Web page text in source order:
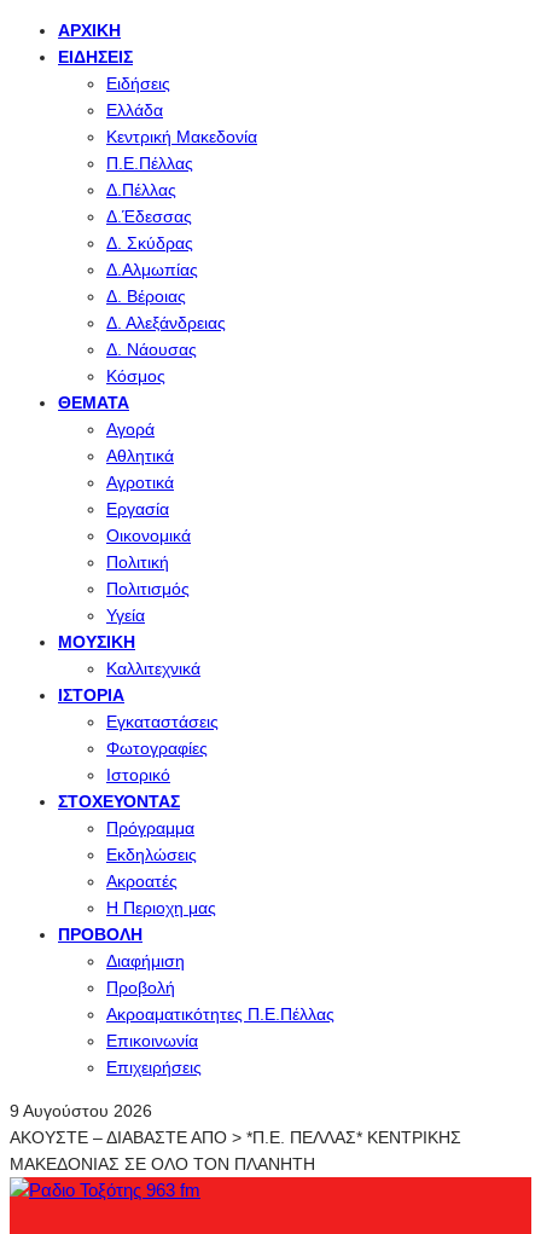
ΑΡΧΙΚΉ
ΕΙΔΉΣΕΙΣ
Ειδήσεις
Ελλάδα
Κεντρική Μακεδονία
Π.Ε.Πέλλας
Δ.Πέλλας
Δ.Έδεσσας
Δ. Σκύδρας
Δ.Αλμωπίας
Δ. Βέροιας
Δ. Αλεξάνδρειας
Δ. Νάουσας
Κόσμος
ΘΈΜΑΤΑ
Αγορά
Αθλητικά
Αγροτικά
Εργασία
Οικονομικά
Πολιτική
Πολιτισμός
Υγεία
ΜΟΥΣΙΚΉ
Καλλιτεχνικά
ΙΣΤΟΡΊΑ
Εγκαταστάσεις
Φωτογραφίες
Ιστορικό
ΣΤΟΧΕΎΟΝΤΑΣ
Πρόγραμμα
Εκδηλώσεις
Ακροατές
Η Περιοχη μας
ΠΡΟΒΟΛΉ
Διαφήμιση
Προβολή
Ακροαματικότητες Π.Ε.Πέλλας
Επικοινωνία
Επιχειρήσεις
9 Αυγούστου 2026
ΑΚΟΥΣΤΕ – ΔΙΑΒΑΣΤΕ ΑΠΟ > *Π.Ε. ΠΕΛΛΑΣ* ΚΕΝΤΡΙΚΗΣ
ΜΑΚΕΔΟΝΙΑΣ ΣΕ ΟΛΟ ΤΟΝ ΠΛΑΝΗΤΗ